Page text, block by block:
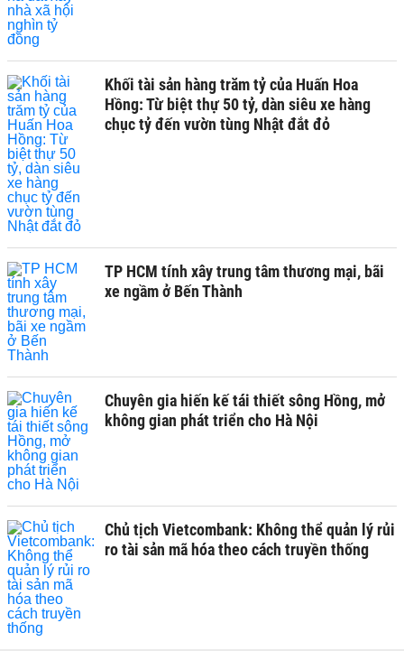
Khối tài sản hàng trăm tỷ của Huấn Hoa
Hồng: Từ biệt thự 50 tỷ, dàn siêu xe hàng
chục tỷ đến vườn tùng Nhật đắt đỏ
TP HCM tính xây trung tâm thương mại, bãi
xe ngầm ở Bến Thành
Chuyên gia hiến kế tái thiết sông Hồng, mở
không gian phát triển cho Hà Nội
Chủ tịch Vietcombank: Không thể quản lý rủi
ro tài sản mã hóa theo cách truyền thống